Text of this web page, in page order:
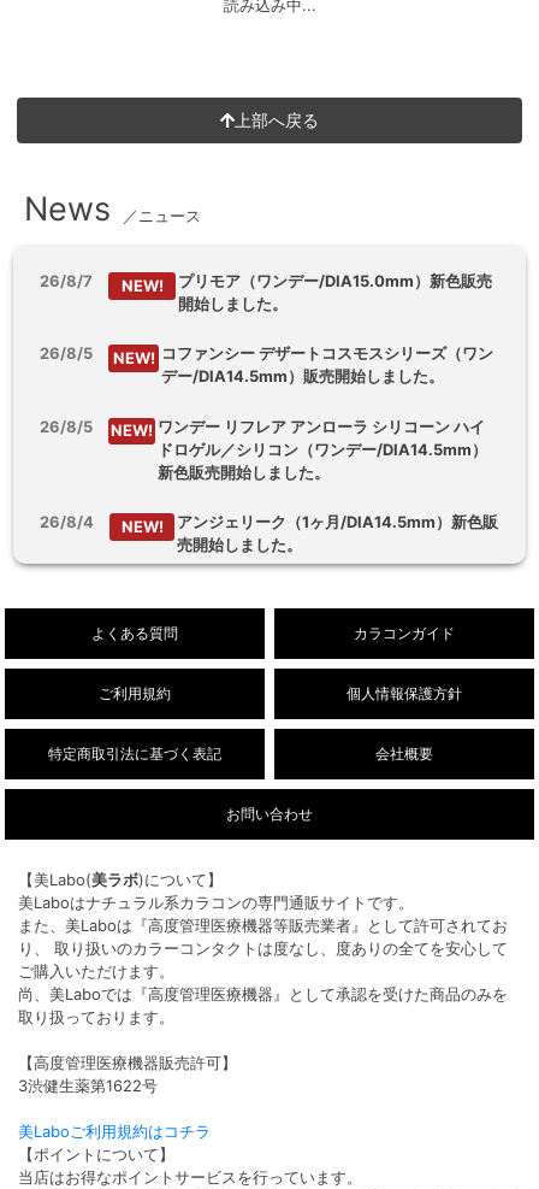
読み込み中...
上部へ戻る
News ／ニュース
26/8/7 NEW!
プリモア（ワンデー/DIA15.0mm）新色販売
開始しました。
26/8/5 NEW! コファンシー デザートコスモスシリーズ（ワン
デー/DIA14.5mm）販売開始しました。
26/8/5 NEW! ワンデー リフレア アンローラ シリコーン ハイ
ドロゲル／シリコン（ワンデー/DIA14.5mm）
新色販売開始しました。
26/8/4 NEW!
アンジェリーク（1ヶ月/DIA14.5mm）新色販
売開始しました。
よくある質問 カラコンガイド
ご利用規約 個人情報保護方針
特定商取引法に基づく表記 会社概要
お問い合わせ
【美Labo(美ラボ)について】
美Laboはナチュラル系カラコンの専門通販サイトです。
また、美Laboは『高度管理医療機器等販売業者』として許可されてお
り、 取り扱いのカラーコンタクトは度なし、度ありの全てを安心して
ご購入いただけます。
尚、美Laboでは『高度管理医療機器』として承認を受けた商品のみを
取り扱っております。
【高度管理医療機器販売許可】
3渋健生薬第1622号
美Laboご利用規約はコチラ
【ポイントについて】
当店はお得なポイントサービスを行っています。